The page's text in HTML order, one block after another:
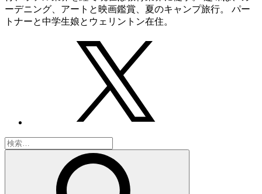
ーデニング、アートと映画鑑賞、夏のキャンプ旅行。 パー
トナーと中学生娘とウェリントン在住。
検
索: